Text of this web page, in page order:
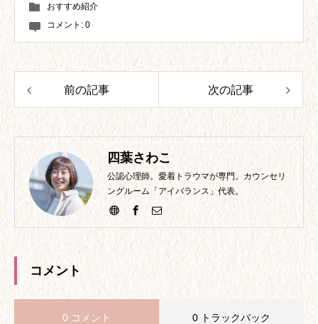
おすすめ紹介
コメント: 0
前の記事 次の記事
四葉さわこ
公認心理師。愛着トラウマが専門。カウンセリ
ングルーム「アイバランス」代表。
コメント
0 コメント 0 トラックバック